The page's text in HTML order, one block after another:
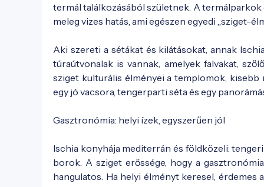
termál találkozásából születnek. A
meleg vizes hatás, ami egészen egyedi „sziget-
Aki szereti a sétákat és kilátásokat, annak
túraútvonalak is vannak, amelyek falvakat,
sziget kulturális élményei a templomok,
egy jó vacsora, tengerparti séta és egy
Gasztronómia: helyi ízek, egyszerűen jól
Ischia konyhája mediterrán és földközeli:
borok. A sziget erőssége, hogy a
hangulatos. Ha helyi élményt keresel, érdemes